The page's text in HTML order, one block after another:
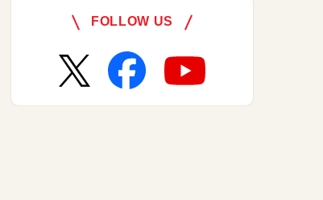
FOLLOW US